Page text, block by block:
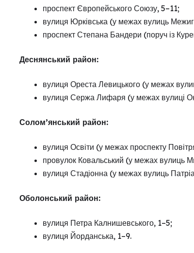
проспект Європейського Союзу, 5–11;
вулиця Юрківська (у межах вулиць
проспект Степана Бандери (поруч із
Деснянський район:
вулиця Ореста Левицького (у межах
вулиця Сержа Лифаря (у межах вулиці
Солом’янський район:
вулиця Освіти (у межах проспекту
провулок Ковальський (у межах вулиць
вулиця Стадіонна (у межах вулиць
Оболонський район:
вулиця Петра Калнишевського, 1–5;
вулиця Йорданська, 1–9.